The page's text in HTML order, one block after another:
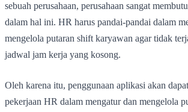
sebuah perusahaan, perusahaan sangat
dalam hal ini. HR harus pandai-pandai dalam
mengelola putaran shift karyawan agar tidak
jadwal jam kerja yang kosong.
Oleh karena itu, penggunaan aplikasi akan
pekerjaan HR dalam mengatur dan mengelola